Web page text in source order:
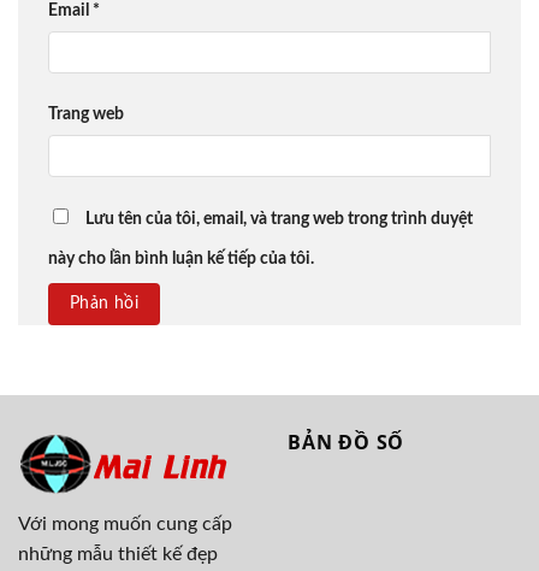
Email *
Trang web
Lưu tên của tôi, email, và trang web trong trình duyệt
này cho lần bình luận kế tiếp của tôi.
Với mong muốn cung cấp
những mẫu thiết kế đẹp
BẢN ĐỒ SỐ